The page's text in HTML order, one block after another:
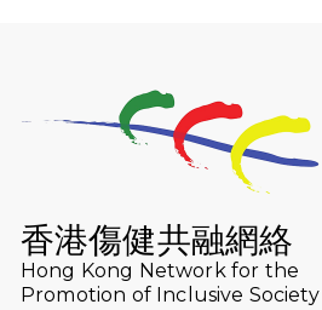
2026-07-23
猛龍長跑隊恆
（19:00開始）
猛龍長跑隊恆常
2026-07-10
【猛龍戈壁118
融網絡15周年晚
香港傷健共融網絡
Hong Kong Network for the
Promotion of Inclusive Society